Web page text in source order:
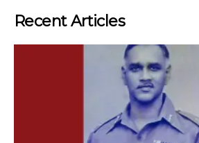
Recent Articles